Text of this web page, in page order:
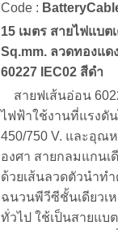
Code :
15 เมตร สายไฟแบต
Sq.mm. ลวดทองแ
60227 IEC02 สีดำ
สายฟเส้นอ่อน
ไฟฟ้าใช้งานที่แรงดั
450/750 V. และอุณ
องศา สายกลมแกนเ
ด้วยเส้นลวดตัวนำท
ฉนวนพีวีซีชั้นเดียวเ
ทั่วไป ใช้เป็นสายแบ